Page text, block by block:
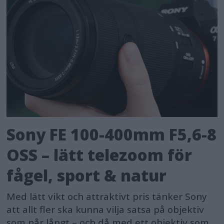
Sony FE 100-400mm F5,6-8
OSS – lätt telezoom för
fågel, sport & natur
Med lätt vikt och attraktivt pris tänker Sony
att allt fler ska kunna vilja satsa på objektiv